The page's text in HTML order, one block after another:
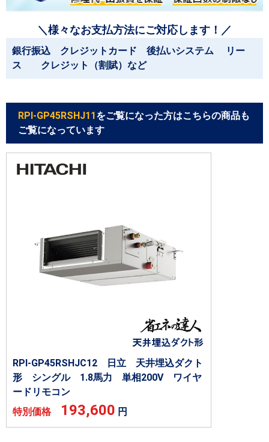
＼様々なお支払方法にご対応します！／
銀行振込 クレジットカード 後払いシステム リー
ス クレジット（割賦）など
RPI-GP45RSHJ11 をご覧になった方はこちらの商品も
ご覧になっています
RPI-GP45RSHJC12 日立 天井埋込ダクト
形 シングル 1.8馬力 単相200V ワイヤ
ードリモコン
特別価格
193,600 円